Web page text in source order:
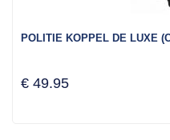
POLITIE KOPPEL DE LUXE
€ 49.95